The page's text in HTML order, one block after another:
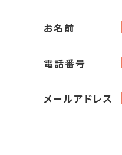
お名前
電話番号
メールアドレス